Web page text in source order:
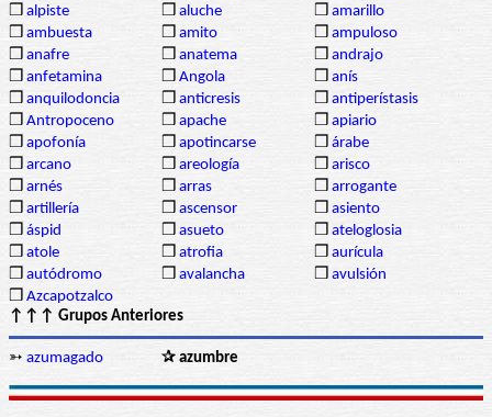
❒ alpiste ❒ aluche ❒ amarillo
❒ ambuesta ❒ amito ❒ ampuloso
❒ anafre ❒ anatema ❒ andrajo
❒ anfetamina ❒ Angola ❒ anís
❒ anquilodoncia ❒ anticresis ❒ antiperístasis
❒ Antropoceno ❒ apache ❒ apiario
❒ apofonía ❒ apotincarse ❒ árabe
❒ arcano ❒ areología ❒ arisco
❒ arnés ❒ arras ❒ arrogante
❒ artillería ❒ ascensor ❒ asiento
❒ áspid ❒ asueto ❒ ateloglosia
❒ atole ❒ atrofia ❒ aurícula
❒ autódromo ❒ avalancha ❒ avulsión
❒ Azcapotzalco
↑↑↑ Grupos Anteriores
➳ azumagado ✰ azumbre